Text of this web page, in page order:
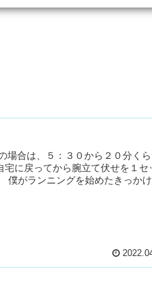
場合は、５：３０から２０分く
に戻ってから腕立て伏せを１セ
僕がランニングを始めたきっかけ